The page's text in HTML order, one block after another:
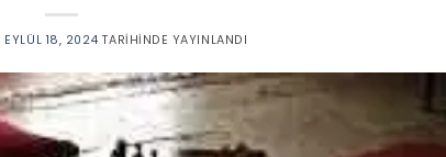
EYLÜL 18, 2024 TARIHINDE YAYINLANDI